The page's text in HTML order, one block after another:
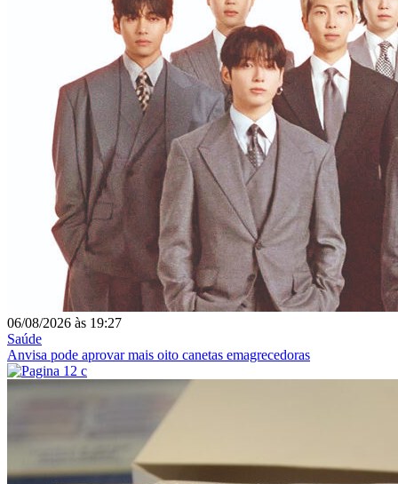
06/08/2026 às 19:27
Saúde
Anvisa pode aprovar mais oito canetas emagrecedoras